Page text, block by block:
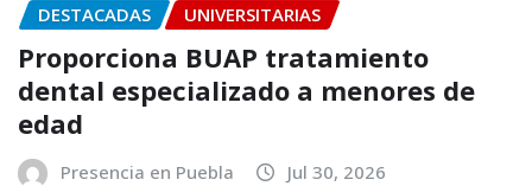
DESTACADAS UNIVERSITARIAS
Proporciona BUAP tratamiento
dental especializado a menores de
edad
Presencia en Puebla Jul 30, 2026